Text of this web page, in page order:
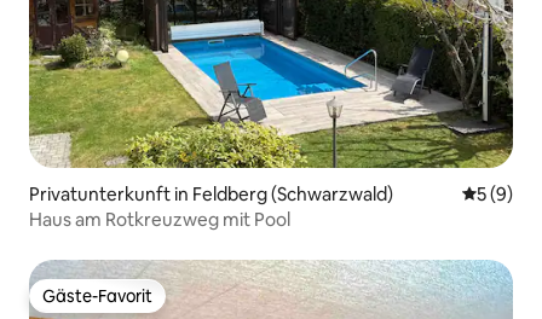
Privatunterkunft in Feldberg (Schwarzwald)
5 (9)
Haus am Rotkreuzweg mit Pool
Gäste-Favorit
Gäste-Favorit